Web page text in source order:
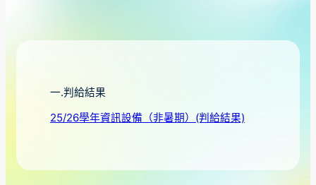
一.判給結果
25/26學年資訊設備（非暑期）(判給結果)